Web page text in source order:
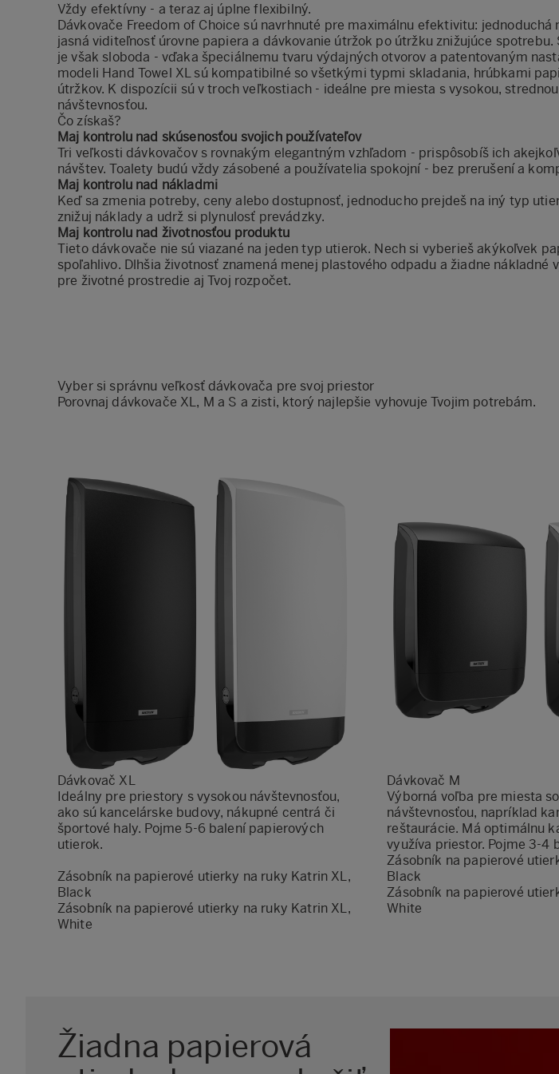
Vždy efektívny - a teraz aj úplne flexibilný.
Dávkovače Freedom of Choice sú navrhnuté pre maximálnu efektivitu: jednoduchá
jasná viditeľnosť úrovne papiera a dávkovanie útržok po útržku znižujúce spotrebu.
je však sloboda - vďaka špeciálnemu tvaru výdajných otvorov a patentovaným
modeli Hand Towel XL sú kompatibilné so všetkými typmi skladania, hrúbkami
útržkov. K dispozícii sú v troch veľkostiach - ideálne pre miesta s vysokou,
návštevnosťou.
Čo získaš?
Maj kontrolu nad skúsenosťou svojich používateľov
Tri veľkosti dávkovačov s rovnakým elegantným vzhľadom - prispôsobíš ich
návštev. Toalety budú vždy zásobené a používatelia spokojní - bez prerušení a
Maj kontrolu nad nákladmi
Keď sa zmenia potreby, ceny alebo dostupnosť, jednoducho prejdeš na iný typ
znižuj náklady a udrž si plynulosť prevádzky.
Maj kontrolu nad životnosťou produktu
Tieto dávkovače nie sú viazané na jeden typ utierok. Nech si vyberieš akýkoľvek
spoľahlivo. Dlhšia životnosť znamená menej plastového odpadu a žiadne nákladné
pre životné prostredie aj Tvoj rozpočet.
Vyber si správnu veľkosť dávkovača pre svoj priestor
Porovnaj dávkovače XL, M a S a zisti, ktorý najlepšie vyhovuje Tvojim potrebám.
Dávkovač XL
Ideálny pre priestory s vysokou návštevnosťou,
ako sú kancelárske budovy, nákupné centrá či
športové haly. Pojme 5-6 balení papierových
utierok.
Zásobník na papierové utierky na ruky Katrin XL,
Black
Zásobník na papierové utierky na ruky Katrin XL,
White
Dávkovač M
Výborná voľba pre miesta
návštevnosťou, napríklad
reštaurácie. Má optimálnu
využíva priestor. Pojme 3-4
Zásobník na papierové
Black
Zásobník na papierové
White
Žiadna papierová